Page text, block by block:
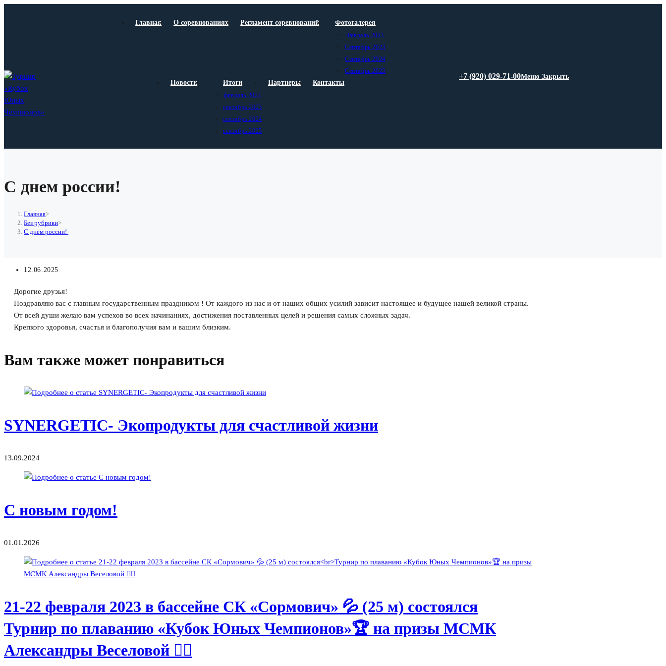
Главная О соревнованиях Регламент соревнований Фотогалерея
Февраль 2023
Сентябрь 2023
Сентябрь 2024
Сентябрь 2025
Новости Итоги
февраль 2023
сентябрь 2023
сентябрь 2024
сентябрь 2025
Партнеры Контакты
+7 (920) 029-71-00Меню Закрыть
С днем россии!
Главная>
Без рубрики>
С днем россии!
Запись
12.06.2025
Дорогие друзья!
Поздравляю вас с главным государственным праздником ! От каждого из нас и от наших общих усилий зависит настоящее и будущее нашей великой страны.
От всей души желаю вам успехов во всех начинаниях, достижения поставленных целей и решения самых сложных задач.
Крепкого здоровья, счастья и благополучия вам и вашим близким.
Вам также может понравиться
SYNERGETIC- Экопродукты для счастливой жизни
13.09.2024
С новым годом!
01.01.2026
21-22 февраля 2023 в бассейне СК «Сормович» 💦 (25 м) состоялся
Турнир по плаванию «Кубок Юных Чемпионов»🏆 на призы МСМК
Александры Веселовой 🏊‍♀️